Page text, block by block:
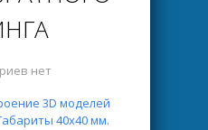
нет
3D моделей
40х40 мм.